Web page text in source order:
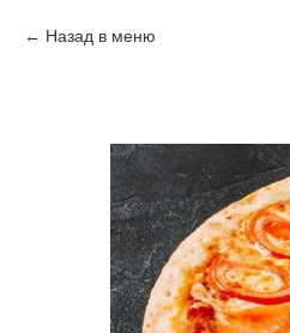
Назад в меню